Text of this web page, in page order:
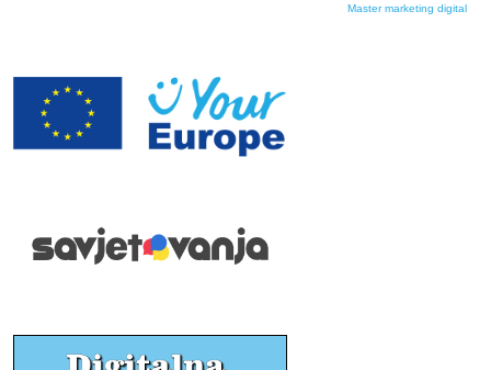
Master marketing digital